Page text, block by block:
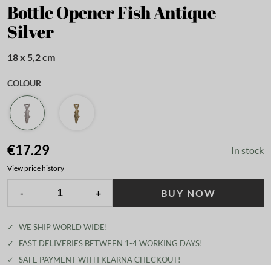
Bottle Opener Fish Antique
Silver
18 x 5,2 cm
COLOUR
€17.29 In stock
View price history
- + BUY NOW
✓
WE SHIP WORLD WIDE!
✓
FAST DELIVERIES BETWEEN 1-4 WORKING DAYS!
✓
SAFE PAYMENT WITH KLARNA CHECKOUT!